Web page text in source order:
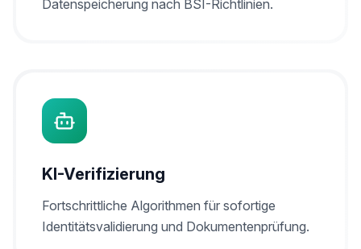
Datenspeicherung nach BSI-Richtlinien.
KI-Verifizierung
Fortschrittliche Algorithmen für sofortige
Identitätsvalidierung und Dokumentenprüfung.